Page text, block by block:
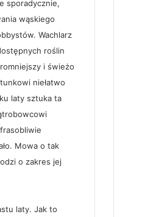
sporadycznie,
wąskiego
Wachlarz
roślin
i świeżo
niełatwo
laty sztuka ta
Mowa o tak
o zakres jej
laty. Jak to